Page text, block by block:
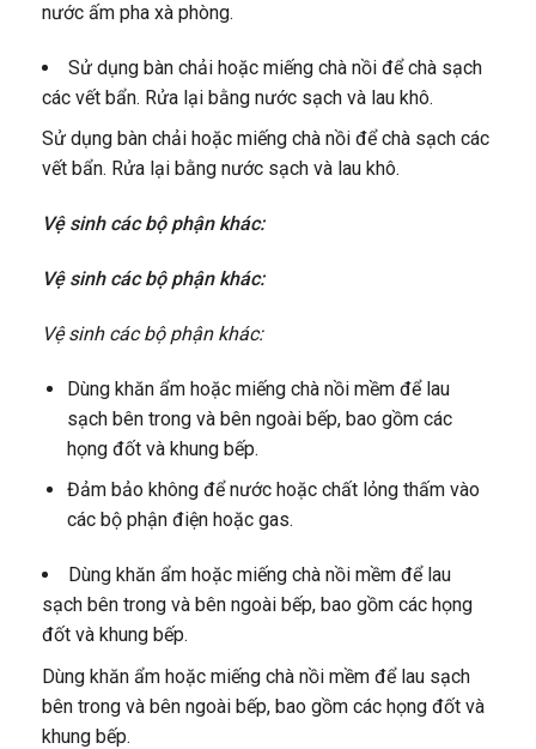
nước ấm pha xà phòng.
Sử dụng bàn chải hoặc miếng chà nồi để chà sạch
các vết bẩn. Rửa lại bằng nước sạch và lau khô.
Sử dụng bàn chải hoặc miếng chà nồi để chà sạch các
vết bẩn. Rửa lại bằng nước sạch và lau khô.
Vệ sinh các bộ phận khác:
Vệ sinh các bộ phận khác:
Vệ sinh các bộ phận khác:
Dùng khăn ẩm hoặc miếng chà nồi mềm để lau
sạch bên trong và bên ngoài bếp, bao gồm các
họng đốt và khung bếp.
Đảm bảo không để nước hoặc chất lỏng thấm vào
các bộ phận điện hoặc gas.
Dùng khăn ẩm hoặc miếng chà nồi mềm để lau
sạch bên trong và bên ngoài bếp, bao gồm các họng
đốt và khung bếp.
Dùng khăn ẩm hoặc miếng chà nồi mềm để lau sạch
bên trong và bên ngoài bếp, bao gồm các họng đốt và
khung bếp.